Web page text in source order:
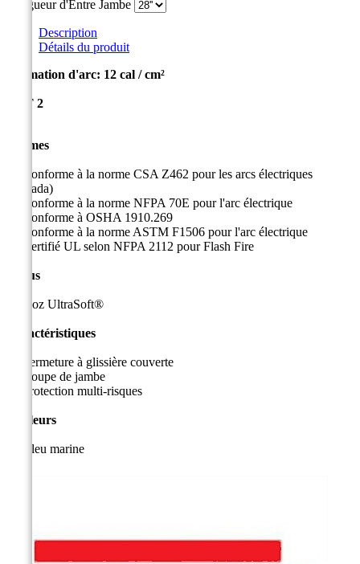
Longueur d'Entre Jambe
Description
Détails du produit
Estimation d'arc: 12 cal / cm²
CAT 2
Normes
Conforme à la norme CSA Z462 pour les arcs électriques
(Canada)
Conforme à la norme NFPA 70E pour l'arc électrique
Conforme à OSHA 1910.269
Conforme à la norme ASTM F1506 pour l'arc électrique
Certifié UL selon NFPA 2112 pour Flash Fire
Tissus
9 oz UltraSoft®
Caractéristiques
Fermeture à glissière couverte
Coupe de jambe
Protection multi-risques
Couleurs
Bleu marine